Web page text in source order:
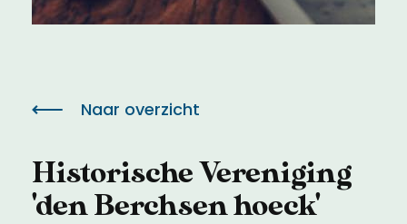
Historische Vereniging
'den Berchsen hoeck'
Naar overzicht